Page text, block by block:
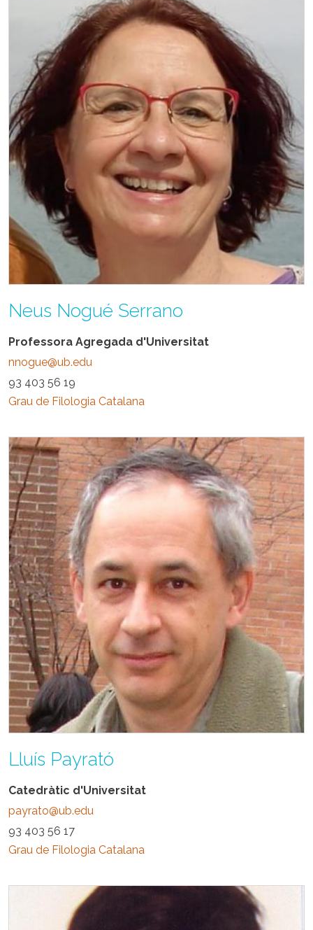
Neus Nogué Serrano
Professora Agregada d'Universitat
nnogue@ub.edu
93 403 56 19
Grau de Filologia Catalana
Lluís Payrató
Catedràtic d'Universitat
payrato@ub.edu
93 403 56 17
Grau de Filologia Catalana